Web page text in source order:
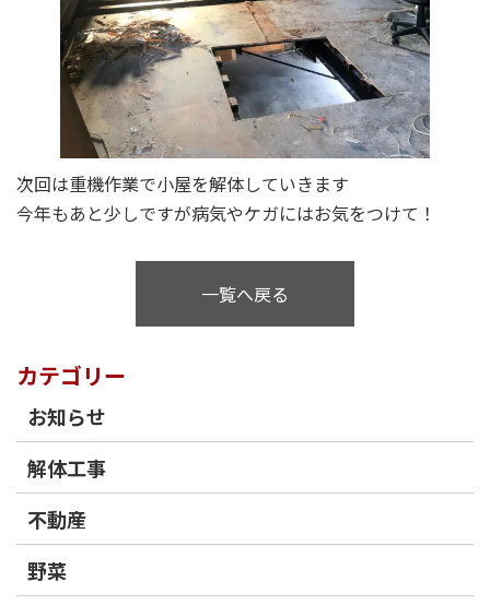
次回は重機作業で小屋を解体していきます
今年もあと少しですが病気やケガにはお気をつけて！
一覧へ戻る
カテゴリー
お知らせ
解体工事
不動産
野菜